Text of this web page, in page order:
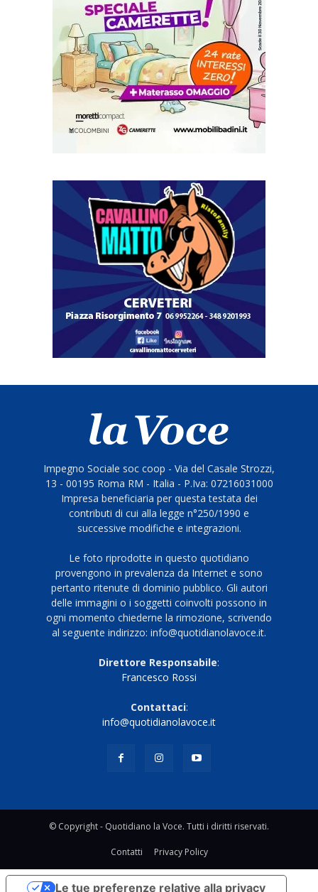
Impegno Sociale soc coop - Via del Casale Strozzi,
13 - 00195 Roma RM - Italia - P.Iva: 07216031000
Impresa beneficiaria per questa testata dei
contributi di cui alla legge n°250/1990 e
successive modifiche e integrazioni.
Le foto riprodotte in questo quotidiano
provengono in prevalenza da Internet e sono
pertanto ritenute di dominio pubblico. Gli autori
delle immagini o i soggetti coinvolti possono in
ogni momento chiederne la rimozione, scrivendo
al seguente indirizzo: info@quotidianolavoce.it.
Direttore Responsabile:
Francesco Rossi
Contattaci:
info@quotidianolavoce.it
© Copyright - Quotidiano la Voce. Tutti i diritti riservati.
Contatti Privacy Policy
Le tue preferenze relative alla privacy